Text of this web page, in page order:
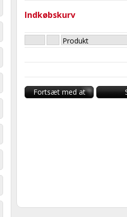
Indkøbskurv
Produkt
Fortsæt med at
handle